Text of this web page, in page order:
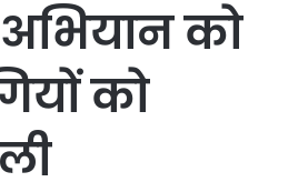
अभियान को
को